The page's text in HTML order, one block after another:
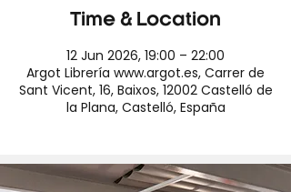
Time & Location
12 Jun 2026, 19:00 – 22:00
Argot Librería www.argot.es, Carrer de
Sant Vicent, 16, Baixos, 12002 Castelló de
la Plana, Castelló, España